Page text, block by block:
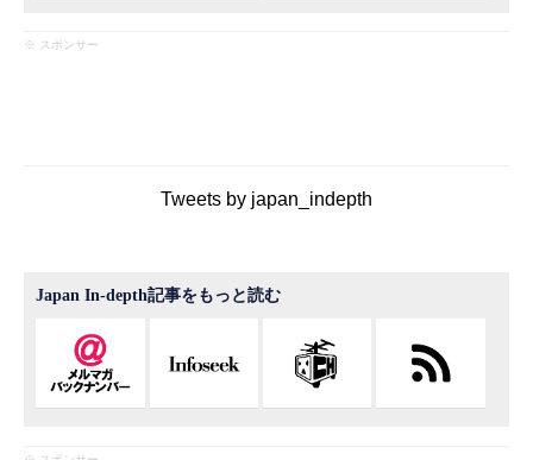
※ スポンサー
Tweets by japan_indepth
Japan In-depth記事をもっと読む